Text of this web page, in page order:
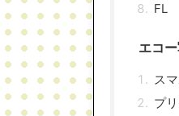
FL
エコ
ス
プ